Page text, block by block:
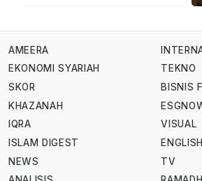
AMEERA
EKONOMI SYARIAH
SKOR
KHAZANAH
IQRA
ISLAM DIGEST
NEWS
TEKNO
BISNIS
VISUAL
ENGLISH
TV